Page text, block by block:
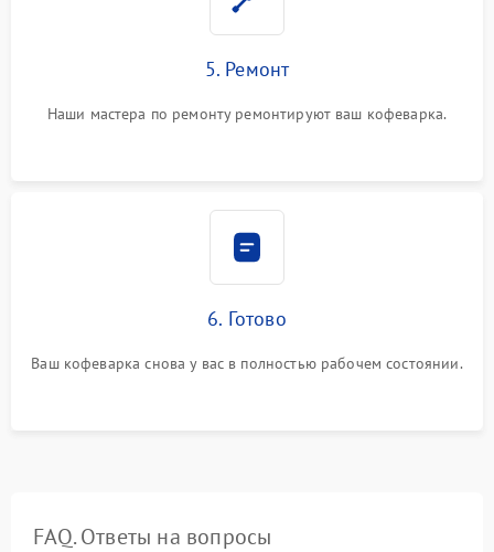
5. Ремонт
Наши мастера по ремонту ремонтируют ваш кофеварка.
6. Готово
Ваш кофеварка снова у вас в полностью рабочем состоянии.
FAQ. Ответы на вопросы